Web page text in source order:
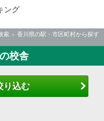
ング
索
香川県の駅・市区町村から探す
校舎
り込む